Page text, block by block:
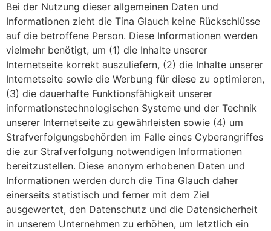
Bei der Nutzung dieser allgemeinen Daten und
Informationen zieht die Tina Glauch keine Rückschlüsse
auf die betroffene Person. Diese Informationen werden
vielmehr benötigt, um (1) die Inhalte unserer
Internetseite korrekt auszuliefern, (2) die Inhalte unserer
Internetseite sowie die Werbung für diese zu optimieren,
(3) die dauerhafte Funktionsfähigkeit unserer
informationstechnologischen Systeme und der Technik
unserer Internetseite zu gewährleisten sowie (4) um
Strafverfolgungsbehörden im Falle eines Cyberangriffes
die zur Strafverfolgung notwendigen Informationen
bereitzustellen. Diese anonym erhobenen Daten und
Informationen werden durch die Tina Glauch daher
einerseits statistisch und ferner mit dem Ziel
ausgewertet, den Datenschutz und die Datensicherheit
in unserem Unternehmen zu erhöhen, um letztlich ein